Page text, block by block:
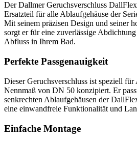
Der Dallmer Geruchsverschluss
Ersatzteil für alle Ablaufgehäuse der
Mit seinem präzisen Design und seiner
sorgt er für eine zuverlässige
Abfluss in Ihrem Bad.
Perfekte Passgenauigkeit
Dieser Geruchsverschluss ist speziell
Nennmaß von DN 50 konzipiert. Er
senkrechten Ablaufgehäusen der
eine einwandfreie Funktionalität und
Einfache Montage